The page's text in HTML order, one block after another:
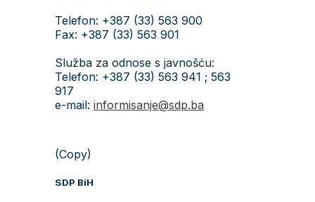
Telefon: +387 (33) 563 900
Fax: +387 (33) 563 901
Služba za odnose s javnošću:
Telefon: +387 (33) 563 941 ; 563
917
e-mail: informisanje@sdp.ba
(Copy)
SDP BiH